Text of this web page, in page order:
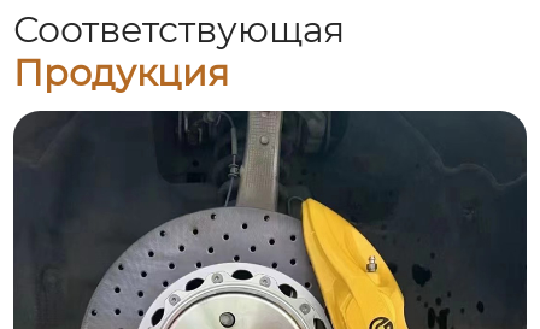
Соответствующая
Продукция